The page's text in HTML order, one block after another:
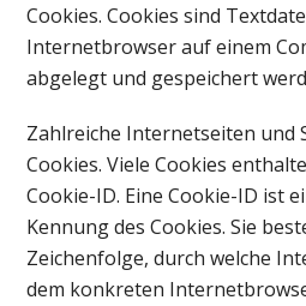
Cookies. Cookies sind
Internetbrowser auf einem
abgelegt und gespeichert
Zahlreiche Internetseiten und
Cookies. Viele Cookies
Cookie-ID. Eine Cookie-ID ist
Kennung des Cookies. Sie
Zeichenfolge, durch welche
dem konkreten